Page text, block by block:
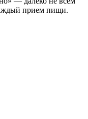
прием пищи.